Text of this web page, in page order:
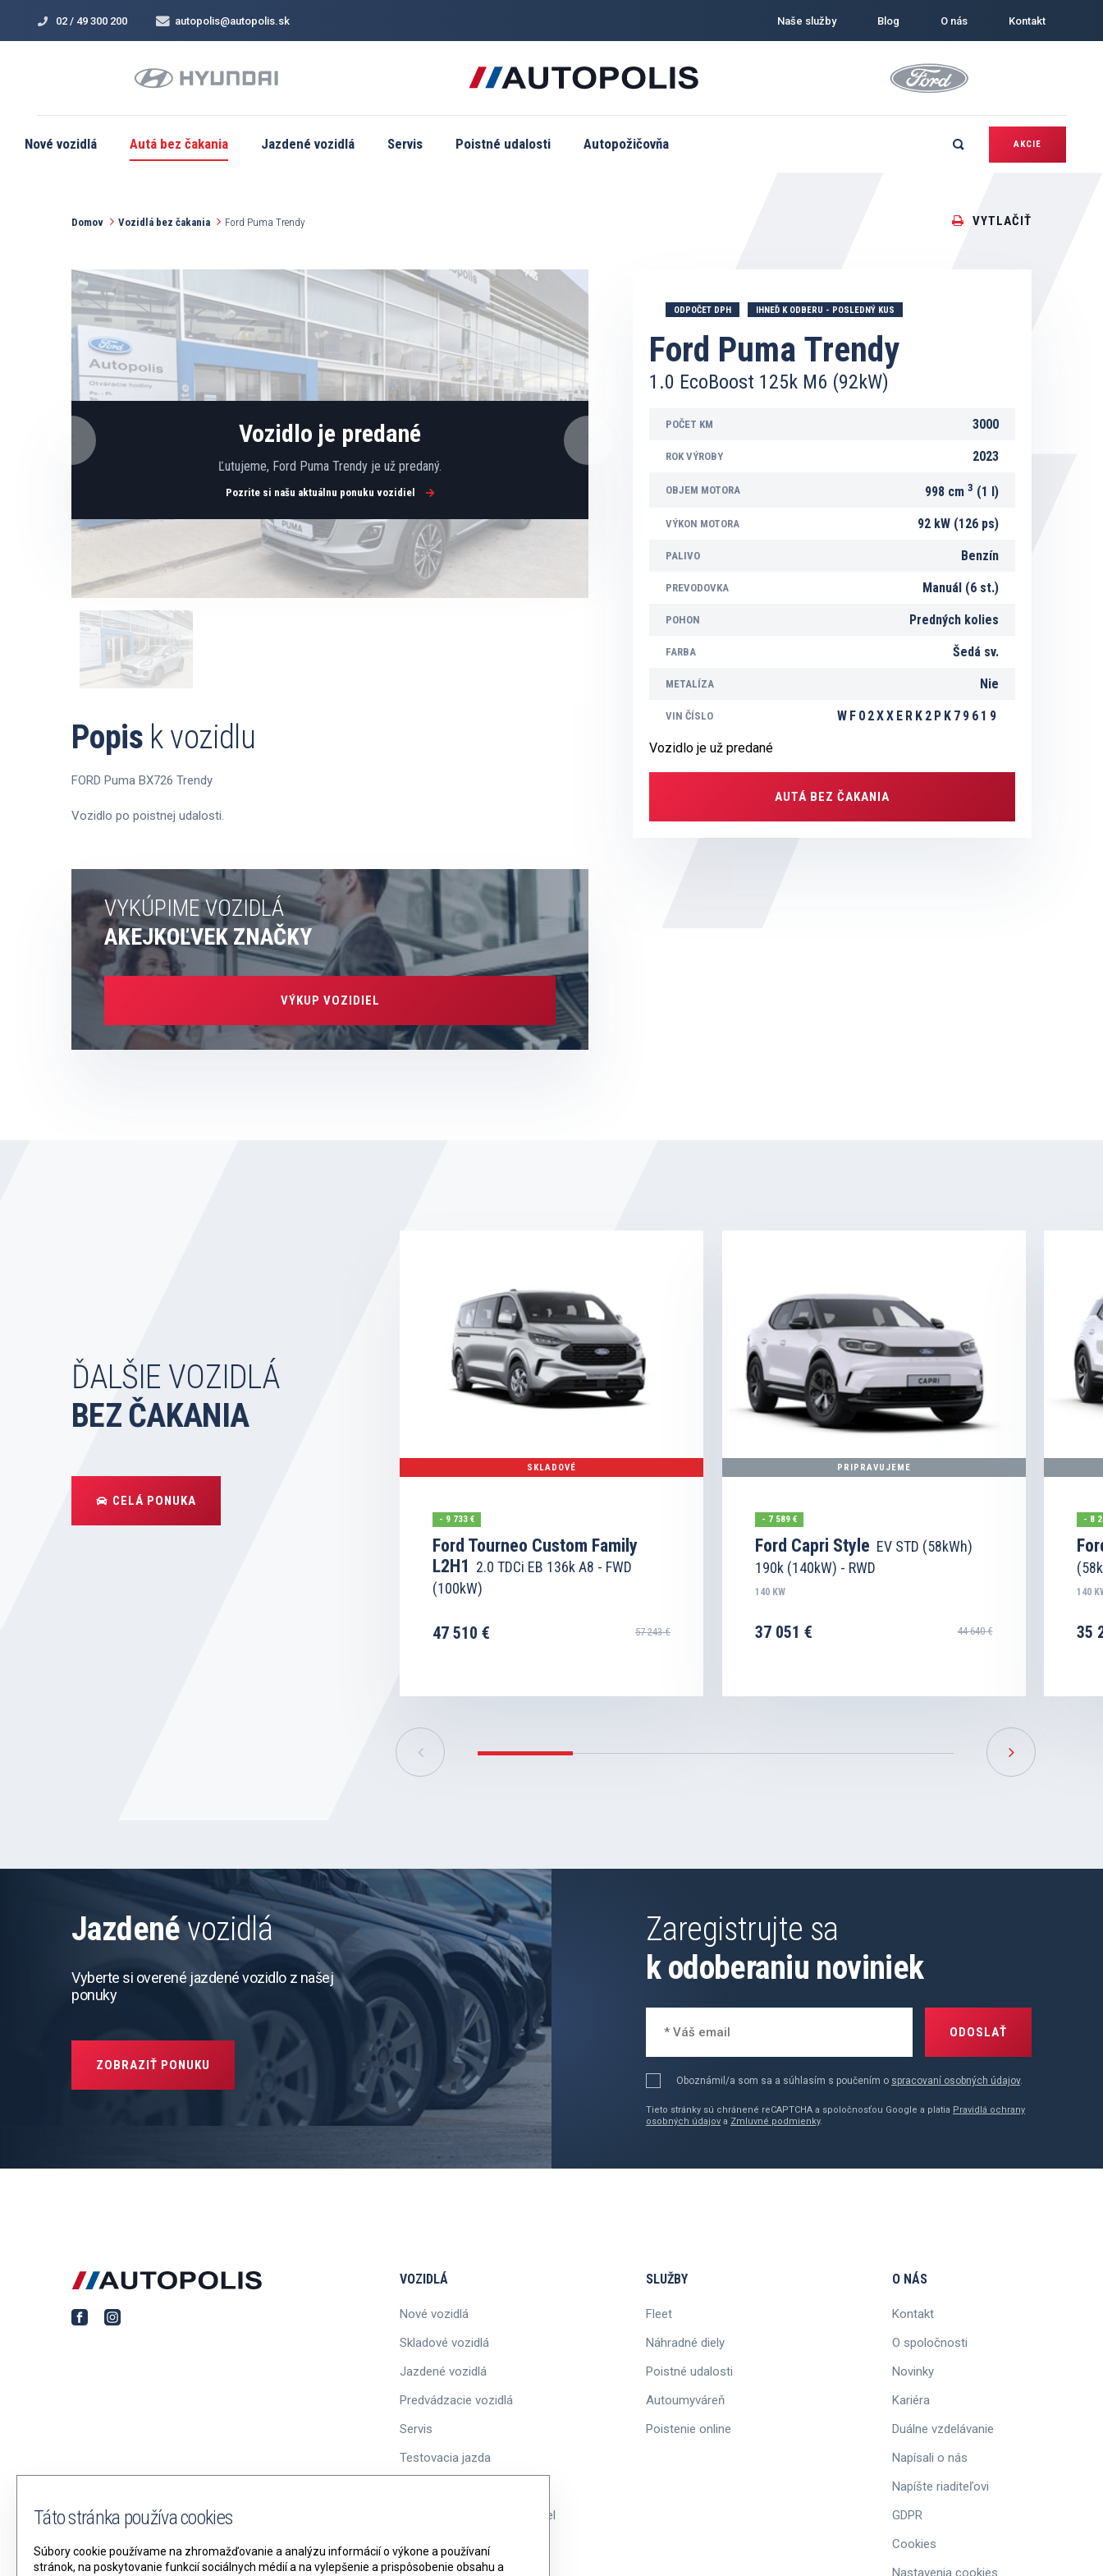
02 / 49 300 200 autopolis@autopolis.sk Naše služby Blog O nás Kontakt
Nové vozidlá Autá bez čakania Jazdené vozidlá Servis Poistné udalosti Autopožičovňa AKCIE
Domov Vozidlá bez čakania Ford Puma Trendy VYTLAČIŤ
Vozidlo je predané
Ľutujeme, Ford Puma Trendy je už predaný.
Pozrite si našu aktuálnu ponuku vozidiel
Popis k vozidlu
FORD Puma BX726 Trendy
Vozidlo po poistnej udalosti.
VYKÚPIME VOZIDLÁ
AKEJKOĽVEK ZNAČKY
VÝKUP VOZIDIEL
ODPOČET DPH IHNEĎ K ODBERU - POSLEDNÝ KUS
Ford Puma Trendy
1.0 EcoBoost 125k M6 (92kW)
POČET KM 3000
ROK VÝROBY 2023
OBJEM MOTORA 998 cm 3 (1 l)
VÝKON MOTORA 92 kW (126 ps)
PALIVO Benzín
PREVODOVKA Manuál (6 st.)
POHON Predných kolies
FARBA Šedá sv.
METALÍZA Nie
VIN ČÍSLO WF02XXERK2PK79619
Vozidlo je už predané
AUTÁ BEZ ČAKANIA
ĎALŠIE VOZIDLÁ
BEZ ČAKANIA
CELÁ PONUKA
SKLADOVÉ
- 9 733 €
Ford Tourneo Custom Family
L2H1 2.0 TDCi EB 136k A8 - FWD
(100kW)
47 510 € 57 243 €
PRIPRAVUJEME
- 7 589 €
Ford Capri Style EV STD (58kWh)
190k (140kW) - RWD
140 KW
37 051 € 44 640 €
- 8
140
35
Jazdenévozidlá
Vyberte si overené jazdené vozidlo z našej
ponuky
ZOBRAZIŤ PONUKU
Zaregistrujte sa
k odoberaniu noviniek
ODOSLAŤ
Oboznámil/a som sa a súhlasím s poučením o spracovaní osobných údajov.
Tieto stránky sú chránené reCAPTCHA a spoločnosťou Google a platia Pravidlá ochrany
osobných údajov a Zmluvné podmienky.
VOZIDLÁ
Nové vozidlá
Skladové vozidlá
Jazdené vozidlá
Predvádzacie vozidlá
Servis
Testovacia jazda
Informácie o ponuke vozidiel
SLUŽBY
Fleet
Náhradné diely
Poistné udalosti
Autoumyváreň
Poistenie online
O NÁS
Kontakt
O spoločnosti
Novinky
Kariéra
Duálne vzdelávanie
Napísali o nás
Napíšte riaditeľovi
GDPR
Cookies
Nastavenia cookies
Táto stránka používa cookies
Súbory cookie používame na zhromažďovanie a analýzu informácií o výkone a používaní
stránok, na poskytovanie funkcií sociálnych médií a na vylepšenie a prispôsobenie obsahu a